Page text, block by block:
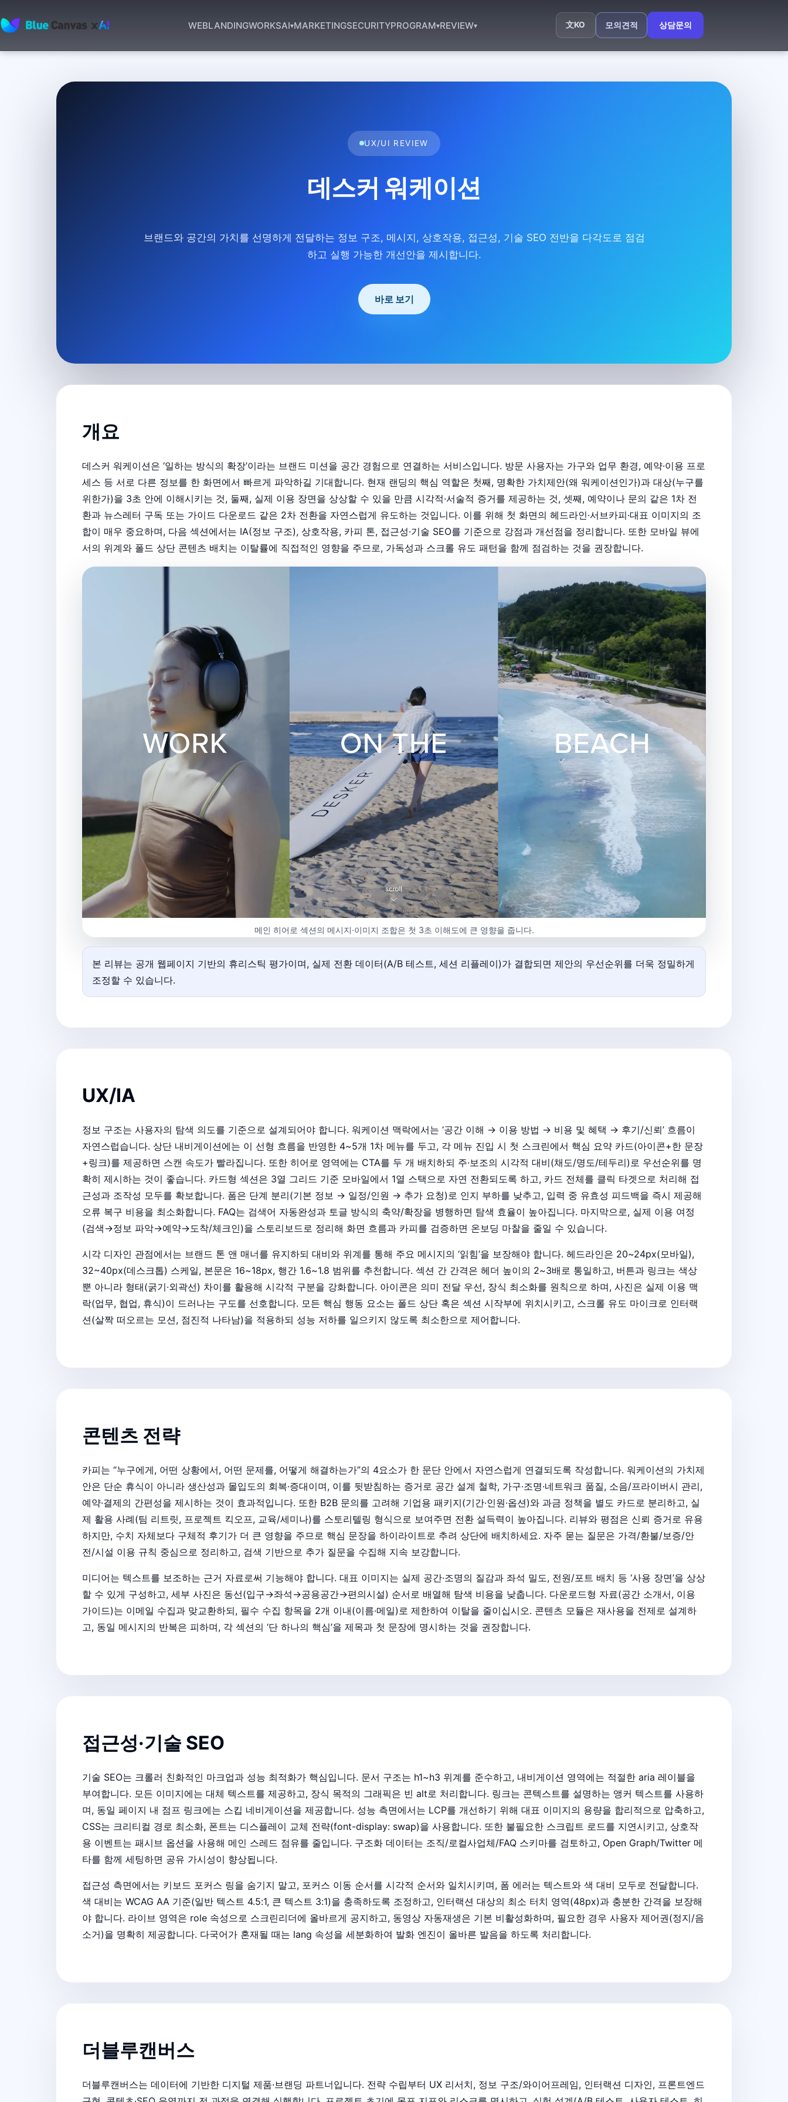
BLUECANVAS
WEBLANDINGWORKSAI▾MARKETINGSECURITYPROGRAM▾REVIEW▾ 文KO 모의견적 상담문의
UX/UI REVIEW
데스커 워케이션
브랜드와 공간의 가치를 선명하게 전달하는 정보 구조, 메시지, 상호작용, 접근성, 기술 SEO 전반을 다각도로 점검
하고 실행 가능한 개선안을 제시합니다.
바로 보기
개요
데스커 워케이션은 ‘일하는 방식의 확장’이라는 브랜드 미션을 공간 경험으로 연결하는 서비스입니다. 방문 사용자는 가구와 업무 환경, 예약·이용 프로
세스 등 서로 다른 정보를 한 화면에서 빠르게 파악하길 기대합니다. 현재 랜딩의 핵심 역할은 첫째, 명확한 가치제안(왜 워케이션인가)과 대상(누구를
위한가)을 3초 안에 이해시키는 것, 둘째, 실제 이용 장면을 상상할 수 있을 만큼 시각적·서술적 증거를 제공하는 것, 셋째, 예약이나 문의 같은 1차 전
환과 뉴스레터 구독 또는 가이드 다운로드 같은 2차 전환을 자연스럽게 유도하는 것입니다. 이를 위해 첫 화면의 헤드라인·서브카피·대표 이미지의 조
합이 매우 중요하며, 다음 섹션에서는 IA(정보 구조), 상호작용, 카피 톤, 접근성·기술 SEO를 기준으로 강점과 개선점을 정리합니다. 또한 모바일 뷰에
서의 위계와 폴드 상단 콘텐츠 배치는 이탈률에 직접적인 영향을 주므로, 가독성과 스크롤 유도 패턴을 함께 점검하는 것을 권장합니다.
메인 히어로 섹션의 메시지·이미지 조합은 첫 3초 이해도에 큰 영향을 줍니다.
본 리뷰는 공개 웹페이지 기반의 휴리스틱 평가이며, 실제 전환 데이터(A/B 테스트, 세션 리플레이)가 결합되면 제안의 우선순위를 더욱 정밀하게
조정할 수 있습니다.
UX/IA
정보 구조는 사용자의 탐색 의도를 기준으로 설계되어야 합니다. 워케이션 맥락에서는 ‘공간 이해 → 이용 방법 → 비용 및 혜택 → 후기/신뢰’ 흐름이
자연스럽습니다. 상단 내비게이션에는 이 선형 흐름을 반영한 4~5개 1차 메뉴를 두고, 각 메뉴 진입 시 첫 스크린에서 핵심 요약 카드(아이콘+한 문장
+링크)를 제공하면 스캔 속도가 빨라집니다. 또한 히어로 영역에는 CTA를 두 개 배치하되 주·보조의 시각적 대비(채도/명도/테두리)로 우선순위를 명
확히 제시하는 것이 좋습니다. 카드형 섹션은 3열 그리드 기준 모바일에서 1열 스택으로 자연 전환되도록 하고, 카드 전체를 클릭 타겟으로 처리해 접
근성과 조작성 모두를 확보합니다. 폼은 단계 분리(기본 정보 → 일정/인원 → 추가 요청)로 인지 부하를 낮추고, 입력 중 유효성 피드백을 즉시 제공해
오류 복구 비용을 최소화합니다. FAQ는 검색어 자동완성과 토글 방식의 축약/확장을 병행하면 탐색 효율이 높아집니다. 마지막으로, 실제 이용 여정
(검색→정보 파악→예약→도착/체크인)을 스토리보드로 정리해 화면 흐름과 카피를 검증하면 온보딩 마찰을 줄일 수 있습니다.
시각 디자인 관점에서는 브랜드 톤 앤 매너를 유지하되 대비와 위계를 통해 주요 메시지의 ‘읽힘’을 보장해야 합니다. 헤드라인은 20~24px(모바일),
32~40px(데스크톱) 스케일, 본문은 16~18px, 행간 1.6~1.8 범위를 추천합니다. 섹션 간 간격은 헤더 높이의 2~3배로 통일하고, 버튼과 링크는 색상
뿐 아니라 형태(굵기·외곽선) 차이를 활용해 시각적 구분을 강화합니다. 아이콘은 의미 전달 우선, 장식 최소화를 원칙으로 하며, 사진은 실제 이용 맥
락(업무, 협업, 휴식)이 드러나는 구도를 선호합니다. 모든 핵심 행동 요소는 폴드 상단 혹은 섹션 시작부에 위치시키고, 스크롤 유도 마이크로 인터랙
션(살짝 떠오르는 모션, 점진적 나타남)을 적용하되 성능 저하를 일으키지 않도록 최소한으로 제어합니다.
콘텐츠 전략
카피는 “누구에게, 어떤 상황에서, 어떤 문제를, 어떻게 해결하는가”의 4요소가 한 문단 안에서 자연스럽게 연결되도록 작성합니다. 워케이션의 가치제
안은 단순 휴식이 아니라 생산성과 몰입도의 회복·증대이며, 이를 뒷받침하는 증거로 공간 설계 철학, 가구·조명·네트워크 품질, 소음/프라이버시 관리,
예약·결제의 간편성을 제시하는 것이 효과적입니다. 또한 B2B 문의를 고려해 기업용 패키지(기간·인원·옵션)와 과금 정책을 별도 카드로 분리하고, 실
제 활용 사례(팀 리트릿, 프로젝트 킥오프, 교육/세미나)를 스토리텔링 형식으로 보여주면 전환 설득력이 높아집니다. 리뷰와 평점은 신뢰 증거로 유용
하지만, 수치 자체보다 구체적 후기가 더 큰 영향을 주므로 핵심 문장을 하이라이트로 추려 상단에 배치하세요. 자주 묻는 질문은 가격/환불/보증/안
전/시설 이용 규칙 중심으로 정리하고, 검색 기반으로 추가 질문을 수집해 지속 보강합니다.
미디어는 텍스트를 보조하는 근거 자료로써 기능해야 합니다. 대표 이미지는 실제 공간·조명의 질감과 좌석 밀도, 전원/포트 배치 등 ‘사용 장면’을 상상
할 수 있게 구성하고, 세부 사진은 동선(입구→좌석→공용공간→편의시설) 순서로 배열해 탐색 비용을 낮춥니다. 다운로드형 자료(공간 소개서, 이용
가이드)는 이메일 수집과 맞교환하되, 필수 수집 항목을 2개 이내(이름·메일)로 제한하여 이탈을 줄이십시오. 콘텐츠 모듈은 재사용을 전제로 설계하
고, 동일 메시지의 반복은 피하며, 각 섹션의 ‘단 하나의 핵심’을 제목과 첫 문장에 명시하는 것을 권장합니다.
접근성·기술 SEO
기술 SEO는 크롤러 친화적인 마크업과 성능 최적화가 핵심입니다. 문서 구조는 h1~h3 위계를 준수하고, 내비게이션 영역에는 적절한 aria 레이블을
부여합니다. 모든 이미지에는 대체 텍스트를 제공하고, 장식 목적의 그래픽은 빈 alt로 처리합니다. 링크는 콘텍스트를 설명하는 앵커 텍스트를 사용하
며, 동일 페이지 내 점프 링크에는 스킵 네비게이션을 제공합니다. 성능 측면에서는 LCP를 개선하기 위해 대표 이미지의 용량을 합리적으로 압축하고,
CSS는 크리티컬 경로 최소화, 폰트는 디스플레이 교체 전략(font-display: swap)을 사용합니다. 또한 불필요한 스크립트 로드를 지연시키고, 상호작
용 이벤트는 패시브 옵션을 사용해 메인 스레드 점유를 줄입니다. 구조화 데이터는 조직/로컬사업체/FAQ 스키마를 검토하고, Open Graph/Twitter 메
타를 함께 세팅하면 공유 가시성이 향상됩니다.
접근성 측면에서는 키보드 포커스 링을 숨기지 말고, 포커스 이동 순서를 시각적 순서와 일치시키며, 폼 에러는 텍스트와 색 대비 모두로 전달합니다.
색 대비는 WCAG AA 기준(일반 텍스트 4.5:1, 큰 텍스트 3:1)을 충족하도록 조정하고, 인터랙션 대상의 최소 터치 영역(48px)과 충분한 간격을 보장해
야 합니다. 라이브 영역은 role 속성으로 스크린리더에 올바르게 공지하고, 동영상 자동재생은 기본 비활성화하며, 필요한 경우 사용자 제어권(정지/음
소거)을 명확히 제공합니다. 다국어가 혼재될 때는 lang 속성을 세분화하여 발화 엔진이 올바른 발음을 하도록 처리합니다.
더블루캔버스
더블루캔버스는 데이터에 기반한 디지털 제품·브랜딩 파트너입니다. 전략 수립부터 UX 리서치, 정보 구조/와이어프레임, 인터랙션 디자인, 프론트엔드